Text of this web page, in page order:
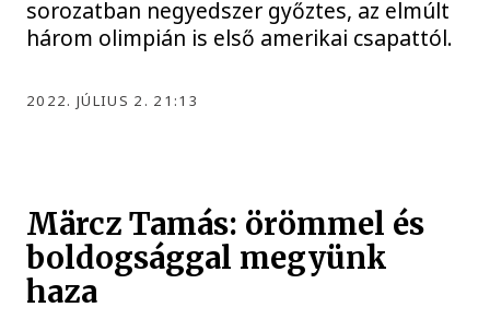
sorozatban negyedszer győztes, az elmúlt
három olimpián is első amerikai csapattól.
2022. JÚLIUS 2. 21:13
Märcz Tamás: örömmel és
boldogsággal megyünk
haza